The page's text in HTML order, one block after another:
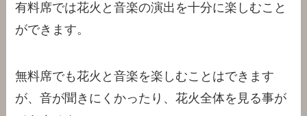
有料席では花火と音楽の演出を十分に楽しむこと
ができます。
無料席でも花火と音楽を楽しむことはできます
が、音が聞きにくかったり、花火全体を見る事が